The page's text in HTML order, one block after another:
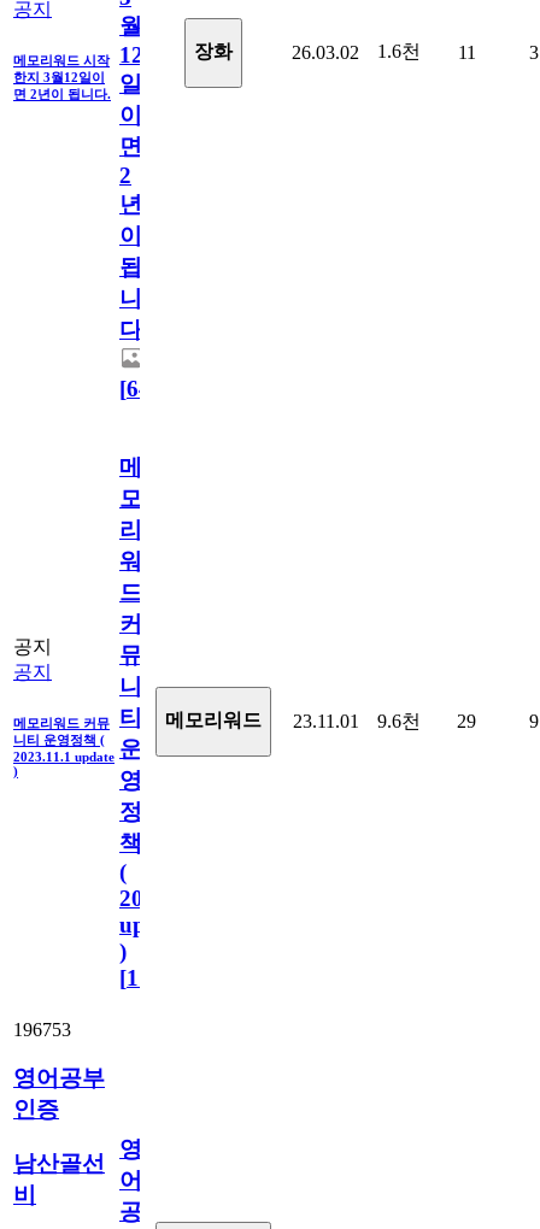
공지
메모리워드 시작
한지 3월12일이
면 2년이 됩니다.
월
12
일
이
면
2
년
이
됩
니
다.
[64
장화 26.03.02 1.6천 11 3
공지
공지
메모리워드 커뮤
니티 운영정책 (
2023.11.1 update
)
메
모
리
워
드
커
뮤
니
티
운
영
정
책
(
2023.11.1
update
)
[110
메모리워드 23.11.01 9.6천 29 9
196753
영어공부
인증
남산골선
비
영
어
공